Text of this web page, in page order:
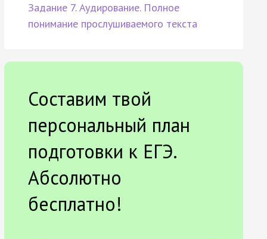
Задание 7. Аудирование. Полное
понимание прослушиваемого текста
Составим твой
персональный план
подготовки к ЕГЭ.
Абсолютно
бесплатно!